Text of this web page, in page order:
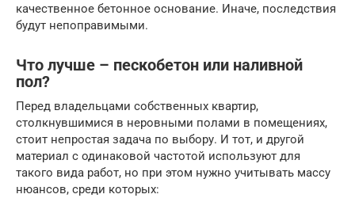
качественное бетонное основание. Иначе, последствия
будут непоправимыми.
Что лучше – пескобетон или наливной
пол?
Перед владельцами собственных квартир,
столкнувшимися в неровными полами в помещениях,
стоит непростая задача по выбору. И тот, и другой
материал с одинаковой частотой используют для
такого вида работ, но при этом нужно учитывать массу
нюансов, среди которых: